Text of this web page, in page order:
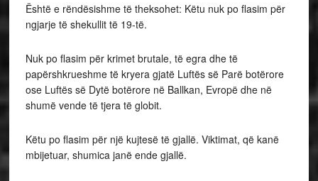
Është e rëndësishme të theksohet: Këtu nuk po flasim për
ngjarje të shekullit të 19-të.
Nuk po flasim për krimet brutale, të egra dhe të
papërshkrueshme të kryera gjatë Luftës së Parë botërore
ose Luftës së Dytë botërore në Ballkan, Evropë dhe në
shumë vende të tjera të globit.
Këtu po flasim për një kujtesë të gjallë. Viktimat, që kanë
mbijetuar, shumica janë ende gjallë.